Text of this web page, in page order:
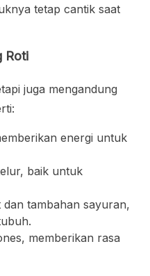
tetap cantik saat
Roti
juga mengandung
energi untuk
baik untuk
dan tambahan sayuran,
memberikan rasa